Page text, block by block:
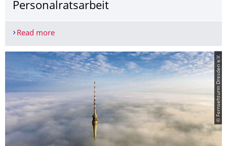
Personalratsarbeit
Read moreFür die Beschäftigten da sein – ein Rückblick auf
© Fernsehturm Dresden e.V.